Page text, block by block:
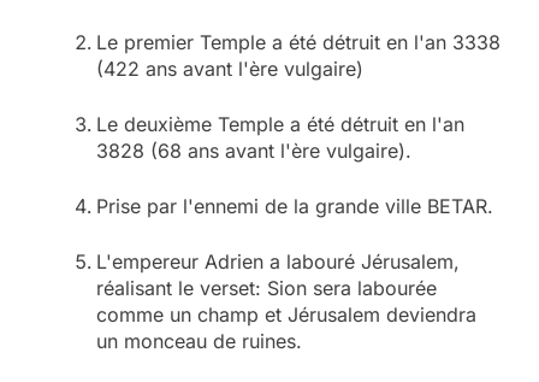
Le premier Temple a été détruit en l'an 3338
(422 ans avant l'ère vulgaire)
Le deuxième Temple a été détruit en l'an
3828 (68 ans avant l'ère vulgaire).
Prise par l'ennemi de la grande ville BETAR.
L'empereur Adrien a labouré Jérusalem,
réalisant le verset: Sion sera labourée
comme un champ et Jérusalem deviendra
un monceau de ruines.